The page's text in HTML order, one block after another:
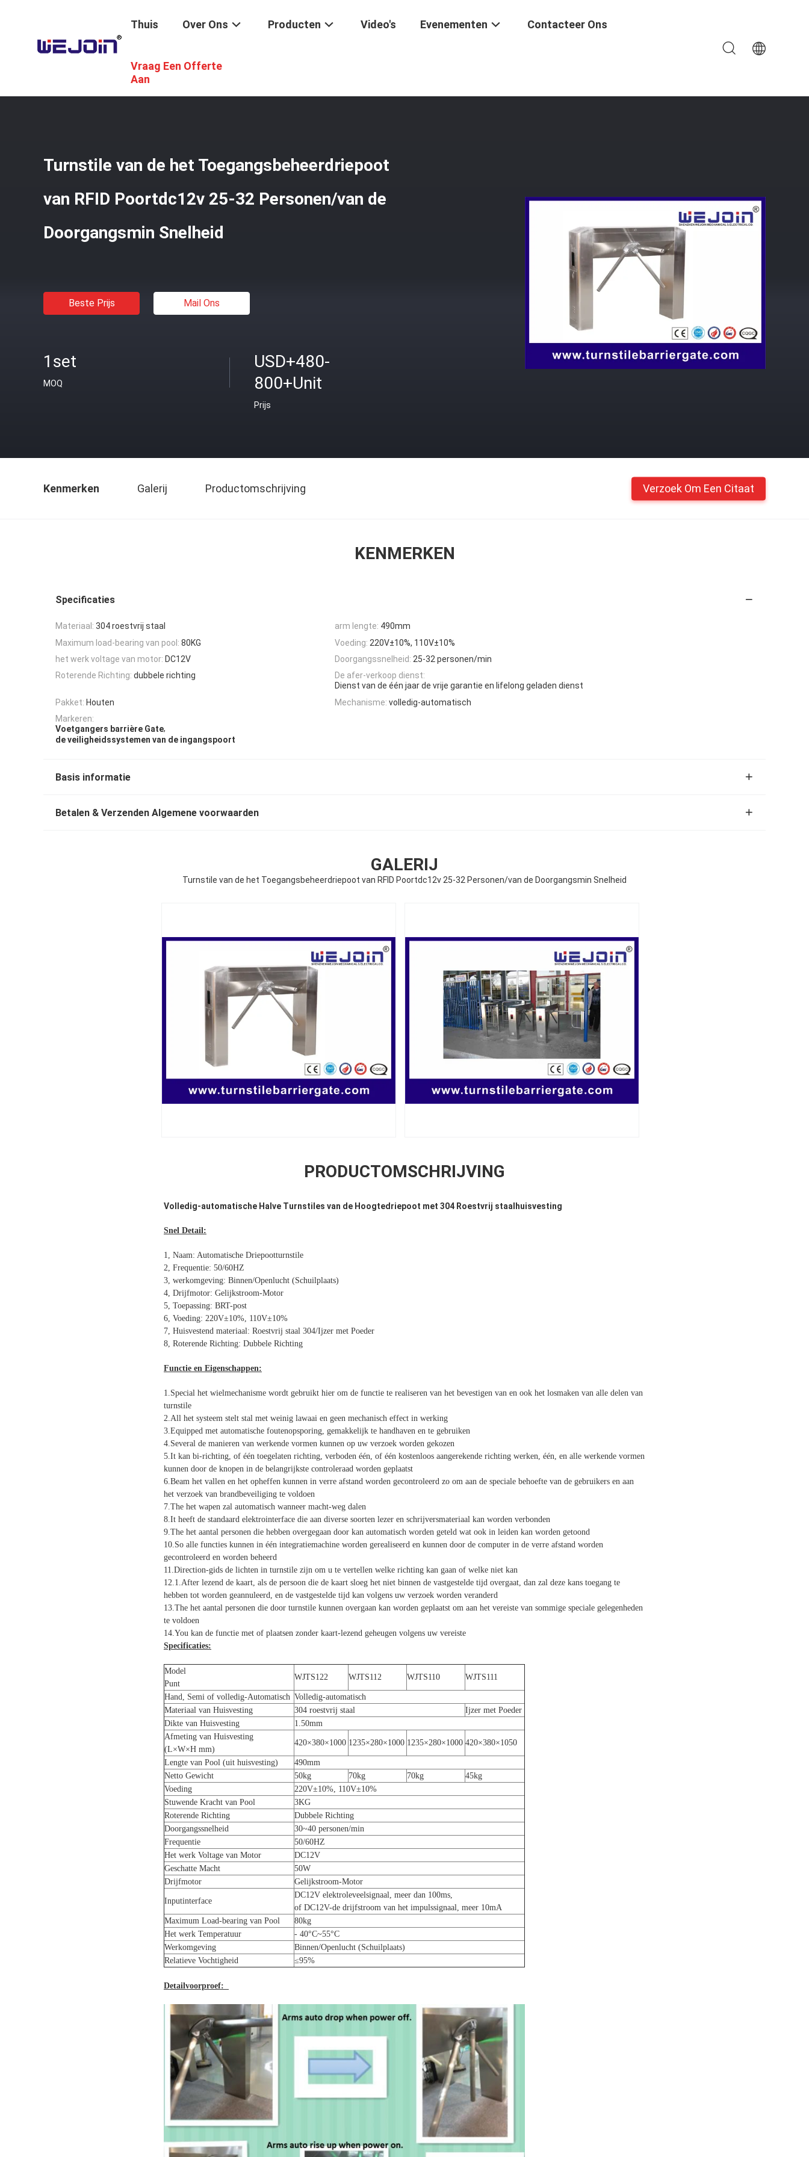
Thuis Over Ons Producten Video's Evenementen Contacteer Ons
Vraag Een Offerte
Aan
Statief Tourniquet Gate
Turnstile van de het Toegangsbeheerdriepoot
van RFID Poortdc12v 25-32 Personen/van de
Doorgangsmin Snelheid
Beste Prijs Mail Ons
1set
MOQ
USD+480-
800+Unit
Prijs
Kenmerken Galerij Productomschrijving Verzoek Om Een Citaat
KENMERKEN
Specificaties
Materiaal: 304 roestvrij staal arm lengte: 490mm
Maximum load-bearing van pool: 80KG Voeding: 220V±10%, 110V±10%
het werk voltage van motor: DC12V Doorgangssnelheid: 25-32 personen/min
Roterende Richting: dubbele richting
De afer-verkoop dienst:
Dienst van de één jaar de vrije garantie en lifelong geladen dienst
Pakket: Houten Mechanisme: volledig-automatisch
Markeren:
Voetgangers barrière Gate,
de veiligheidssystemen van de ingangspoort
Basis informatie
Betalen & Verzenden Algemene voorwaarden
GALERIJ
Turnstile van de het Toegangsbeheerdriepoot van RFID Poortdc12v 25-32 Personen/van de Doorgangsmin Snelheid
PRODUCTOMSCHRIJVING
Volledig-automatische Halve Turnstiles van de Hoogtedriepoot met 304 Roestvrij staalhuisvesting
Snel Detail:
1, Naam: Automatische Driepootturnstile
2, Frequentie: 50/60HZ
3, werkomgeving: Binnen/Openlucht (Schuilplaats)
4, Drijfmotor: Gelijkstroom-Motor
5, Toepassing: BRT-post
6, Voeding: 220V±10%, 110V±10%
7, Huisvestend materiaal: Roestvrij staal 304/Ijzer met Poeder
8, Roterende Richting: Dubbele Richting
Functie en Eigenschappen:
1.Special het wielmechanisme wordt gebruikt hier om de functie te realiseren van het bevestigen van en ook het losmaken van alle delen van
turnstile
2.All het systeem stelt stal met weinig lawaai en geen mechanisch effect in werking
3.Equipped met automatische foutenopsporing, gemakkelijk te handhaven en te gebruiken
4.Several de manieren van werkende vormen kunnen op uw verzoek worden gekozen
5.It kan bi-richting, of één toegelaten richting, verboden één, of één kostenloos aangerekende richting werken, één, en alle werkende vormen
kunnen door de knopen in de belangrijkste controleraad worden geplaatst
6.Beam het vallen en het opheffen kunnen in verre afstand worden gecontroleerd zo om aan de speciale behoefte van de gebruikers en aan
het verzoek van brandbeveiliging te voldoen
7.The het wapen zal automatisch wanneer macht-weg dalen
8.It heeft de standaard elektrointerface die aan diverse soorten lezer en schrijversmateriaal kan worden verbonden
9.The het aantal personen die hebben overgegaan door kan automatisch worden geteld wat ook in leiden kan worden getoond
10.So alle functies kunnen in één integratiemachine worden gerealiseerd en kunnen door de computer in de verre afstand worden
gecontroleerd en worden beheerd
11.Direction-gids de lichten in turnstile zijn om u te vertellen welke richting kan gaan of welke niet kan
12.1.After lezend de kaart, als de persoon die de kaart sloeg het niet binnen de vastgestelde tijd overgaat, dan zal deze kans toegang te
hebben tot worden geannuleerd, en de vastgestelde tijd kan volgens uw verzoek worden veranderd
13.The het aantal personen die door turnstile kunnen overgaan kan worden geplaatst om aan het vereiste van sommige speciale gelegenheden
te voldoen
14.You kan de functie met of plaatsen zonder kaart-lezend geheugen volgens uw vereiste
Specificaties:
Model
Punt
WJTS122 WJTS112 WJTS110 WJTS111
Hand, Semi of volledig-Automatisch Volledig-automatisch
Materiaal van Huisvesting
304 roestvrij staal
Ijzer met Poeder
Dikte van Huisvesting
1.50mm
Afmeting van Huisvesting
(L×W×H mm)
420×380×1000 1235×280×1000 1235×280×1000 420×380×1050
Lengte van Pool (uit huisvesting)
490mm
Netto Gewicht
50kg 70kg 70kg
45kg
Voeding
220V±10%, 110V±10%
Stuwende Kracht van Pool
3KG
Roterende Richting
Dubbele Richting
Doorgangssnelheid
30~40 personen/min
Frequentie
50/60HZ
Het werk Voltage van Motor
DC12V
Geschatte Macht
50W
Drijfmotor
Gelijkstroom-Motor
Inputinterface
DC12V elektroleveelsignaal, meer dan 100ms,
of DC12V-de drijfstroom van het impulssignaal, meer 10mA
Maximum Load-bearing van Pool
80kg
Het werk Temperatuur
- 40°C~55°C
Werkomgeving
Binnen/Openlucht (Schuilplaats)
Relatieve Vochtigheid
≤95%
Detailvoorproef: